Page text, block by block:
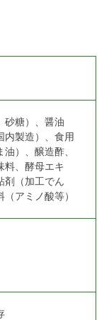
砂糖）、醤油
内製造）、食用
）、醸造酢、
料、酵母エキ
（加工でん
アミノ酸等）